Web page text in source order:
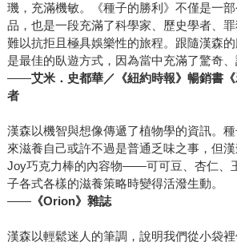
璣，充滿機敏。《種子的勝利》不僅是一
品，也是一段充滿了科學家、歷史學者、
難以抗拒且極具娛樂性的旅程。跟隨漢森的
是最佳的臥遊方式，因為當中充滿了驚奇、
——艾米．史都華／《紐約時報》暢銷書
者
漢森以機智與想像傳遞了植物學的資訊。
來滋養自己或許不過是普通乏味之事，但
Joy巧克力棒的內容物——可可豆、杏仁
子各式各樣的滋養策略時變得活潑生動。
——《Orion》雜誌
漢森以輕鬆迷人的筆調，說明我們從小袋裡